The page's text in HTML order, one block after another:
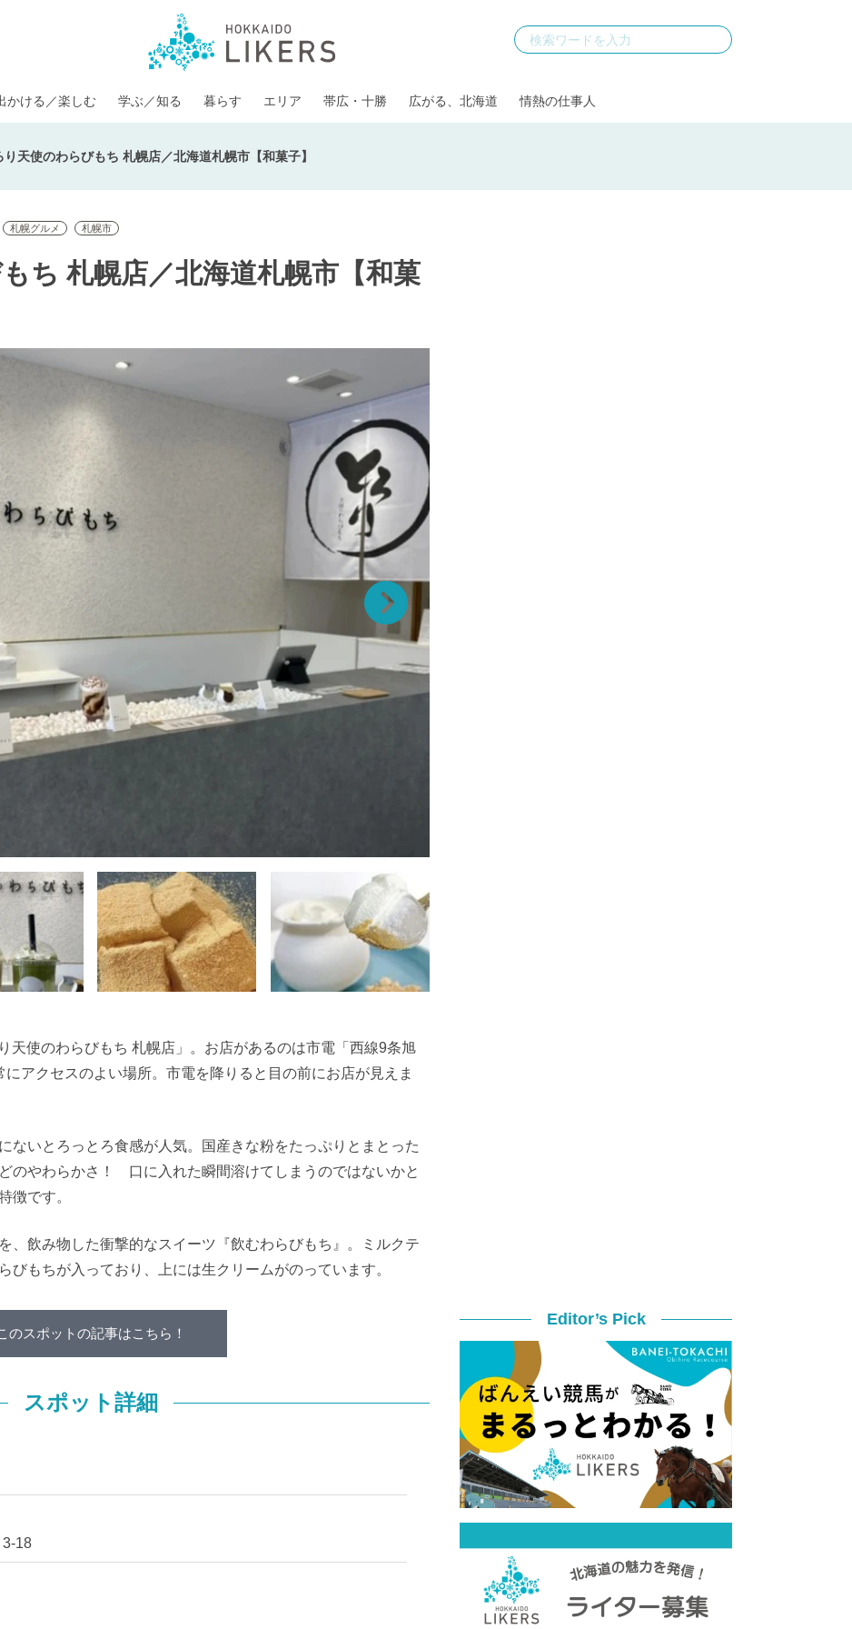
かける／楽しむ 学ぶ／知る 暮らす エリア 帯広・十勝 広がる、北海道 情熱の仕事人
り天使のわらびもち 札幌店／北海道札幌市【和菓子】
札幌グルメ 札幌市
ち 札幌店／北海道札幌市【和菓
天使のわらびもち 札幌店」。お店があるのは市電「西線9条旭
アクセスのよい場所。市電を降りると目の前にお店が見えま
ないとろっとろ食感が人気。国産きな粉をたっぷりとまとった
のやわらかさ！ 口に入れた瞬間溶けてしまうのではないかと
徴です。
、飲み物した衝撃的なスイーツ『飲むわらびもち』。ミルクテ
びもちが入っており、上には生クリームがのっています。
のスポットの記事はこちら！
スポット詳細
18
Editor’s Pick